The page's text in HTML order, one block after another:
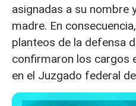
asignadas a su nombre
madre. En
planteos de la defensa
confirmaron los cargos
en el Juzgado federal